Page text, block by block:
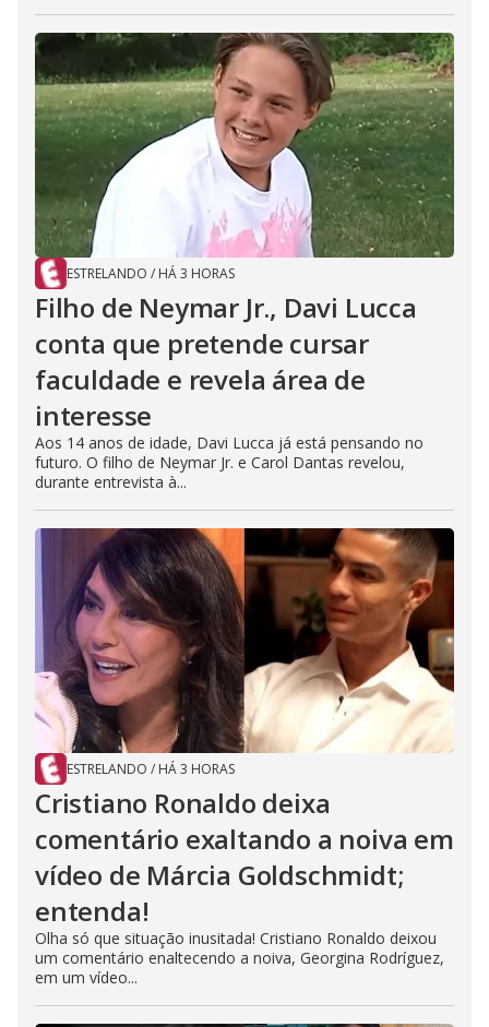
ESTRELANDO / HÁ 3 HORAS
Filho de Neymar Jr., Davi Lucca
conta que pretende cursar
faculdade e revela área de
interesse
Aos 14 anos de idade, Davi Lucca já está pensando no
futuro. O filho de Neymar Jr. e Carol Dantas revelou,
durante entrevista à...
ESTRELANDO / HÁ 3 HORAS
Cristiano Ronaldo deixa
comentário exaltando a noiva em
vídeo de Márcia Goldschmidt;
entenda!
Olha só que situação inusitada! Cristiano Ronaldo deixou
um comentário enaltecendo a noiva, Georgina Rodríguez,
em um vídeo...